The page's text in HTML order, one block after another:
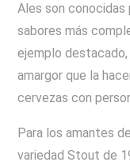
Ales son
sabores más
ejemplo
amargor que la
cervezas con
Para los amantes
variedad Stout de